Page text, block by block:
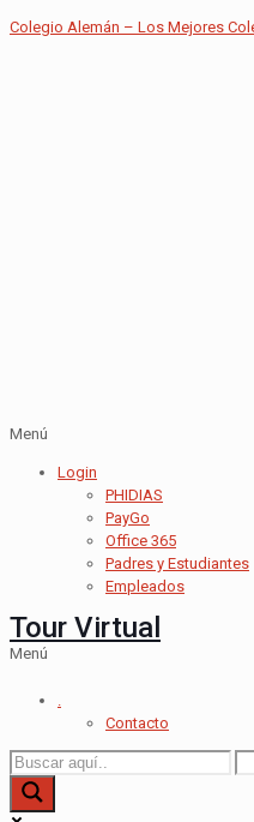
Colegio Alemán – Los Mejores
Menú
Login
PHIDIAS
PayGo
Office 365
Padres y Estudiantes
Empleados
Tour Virtual
Menú
.
Contacto